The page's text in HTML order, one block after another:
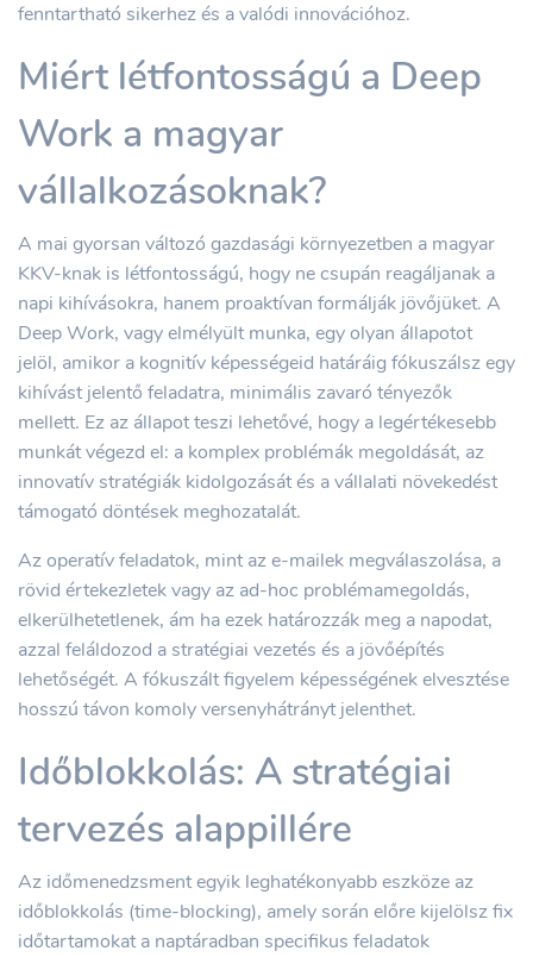
fenntartható sikerhez és a valódi innovációhoz.
Miért létfontosságú a Deep
Work a magyar
vállalkozásoknak?
A mai gyorsan változó gazdasági környezetben a magyar
KKV-knak is létfontosságú, hogy ne csupán reagáljanak a
napi kihívásokra, hanem proaktívan formálják jövőjüket. A
Deep Work, vagy elmélyült munka, egy olyan állapotot
jelöl, amikor a kognitív képességeid határáig fókuszálsz egy
kihívást jelentő feladatra, minimális zavaró tényezők
mellett. Ez az állapot teszi lehetővé, hogy a legértékesebb
munkát végezd el: a komplex problémák megoldását, az
innovatív stratégiák kidolgozását és a vállalati növekedést
támogató döntések meghozatalát.
Az operatív feladatok, mint az e-mailek megválaszolása, a
rövid értekezletek vagy az ad-hoc problémamegoldás,
elkerülhetetlenek, ám ha ezek határozzák meg a napodat,
azzal feláldozod a stratégiai vezetés és a jövőépítés
lehetőségét. A fókuszált figyelem képességének elvesztése
hosszú távon komoly versenyhátrányt jelenthet.
Időblokkolás: A stratégiai
tervezés alappillére
Az időmenedzsment egyik leghatékonyabb eszköze az
időblokkolás (time-blocking), amely során előre kijelölsz fix
időtartamokat a naptáradban specifikus feladatok